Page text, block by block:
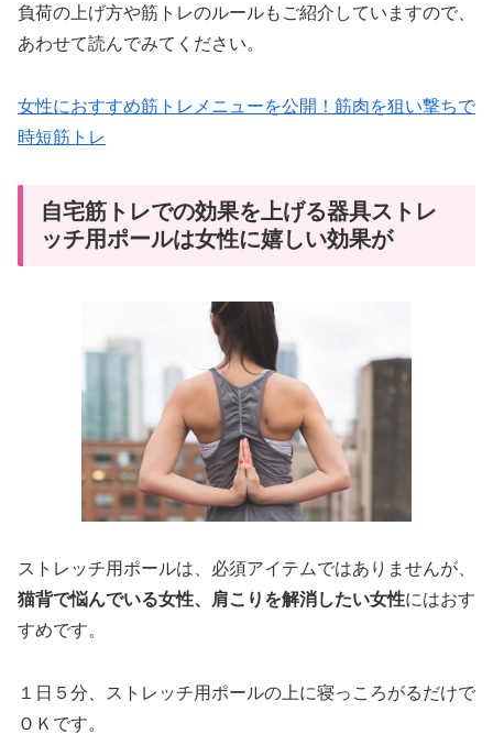
負荷の上げ方や筋トレのルールもご紹介していますので、
あわせて読んでみてください。
女性におすすめ筋トレメニューを公開！筋肉を狙い撃ちで
時短筋トレ
自宅筋トレでの効果を上げる器具ストレ
ッチ用ポールは女性に嬉しい効果が
ストレッチ用ポールは、必須アイテムではありませんが、
猫背で悩んでいる女性、肩こりを解消したい女性にはおす
すめです。
１日５分、ストレッチ用ポールの上に寝っころがるだけで
ＯＫです。